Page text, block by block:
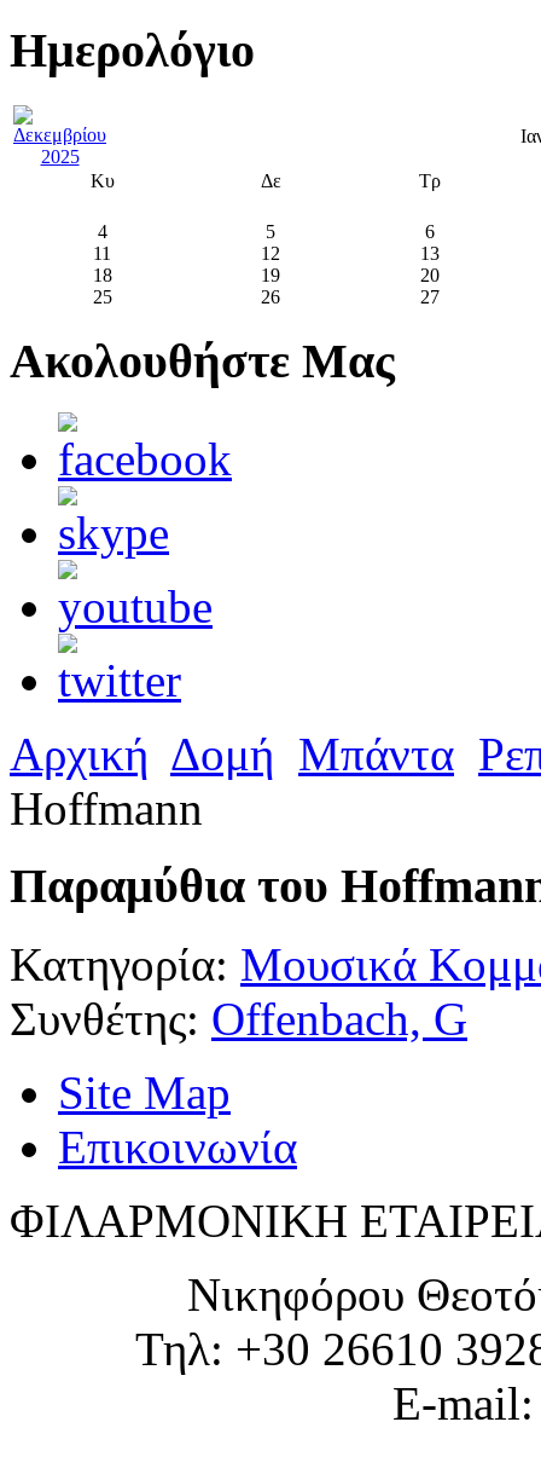
Ημερολόγιο
Κυ Δε Τρ
4 5
6
11
12
13
18
19
20
25
26 27
Ακολουθήστε Μας
Αρχική Δομή Μπάντα
Hoffmann
Παραμύθια του
Κατηγορία: Μουσικά
Συνθέτης: Offenbach, G
Site Map
Επικοινωνία
ΦΙΛΑΡΜΟΝΙΚΗ
Νικηφόρου
Τηλ: +30 26610
E-